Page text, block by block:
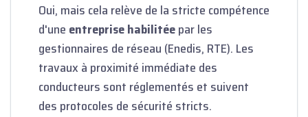
Oui, mais cela relève de la stricte compétence
d'une entreprise habilitéepar les
gestionnaires de réseau (Enedis, RTE). Les
travaux à proximité immédiate des
conducteurs sont réglementés et suivent
des protocoles de sécurité stricts.